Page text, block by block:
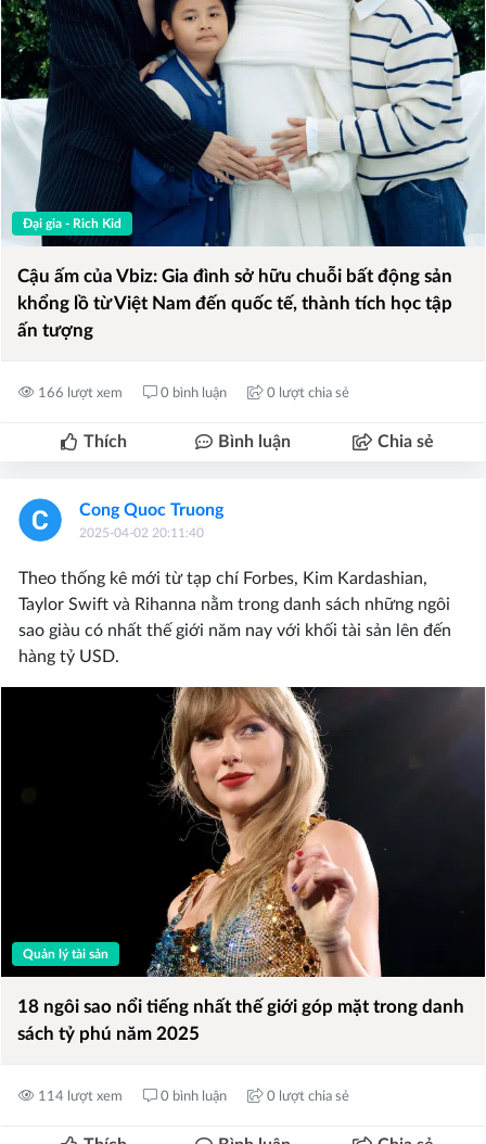
Đại gia - Rich Kid
Cậu ấm của Vbiz: Gia đình sở hữu chuỗi bất động sản
khổng lồ từ Việt Nam đến quốc tế, thành tích học tập
ấn tượng
166 lượt xem 0 bình luận 0 lượt chia sẻ
Thích Bình luận Chia sẻ
Cong Quoc Truong
2025-04-02 20:11:40
Theo thống kê mới từ tạp chí Forbes, Kim Kardashian,
Taylor Swift và Rihanna nằm trong danh sách những ngôi
sao giàu có nhất thế giới năm nay với khối tài sản lên đến
hàng tỷ USD.
Quản lý tài sản
18 ngôi sao nổi tiếng nhất thế giới góp mặt trong danh
sách tỷ phú năm 2025
114 lượt xem 0 bình luận 0 lượt chia sẻ